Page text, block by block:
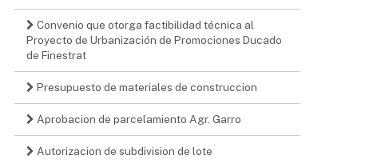
Convenio que otorga factibilidad técnica al
Proyecto de Urbanización de Promociones Ducado
de Finestrat
Presupuesto de materiales de construccion
Aprobacion de parcelamiento Agr. Garro
Autorizacion de subdivision de lote